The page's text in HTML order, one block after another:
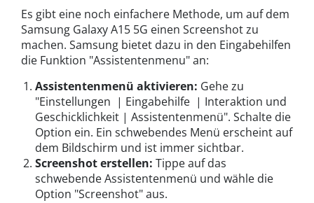
Es gibt eine noch einfachere Methode, um auf dem
Samsung Galaxy A15 5G einen Screenshot zu
machen. Samsung bietet dazu in den Eingabehilfen
die Funktion "Assistentenmenu" an:
Assistentenmenü aktivieren: Gehe zu
"Einstellungen | Eingabehilfe | Interaktion und
Geschicklichkeit | Assistentenmenü". Schalte die
Option ein. Ein schwebendes Menü erscheint auf
dem Bildschirm und ist immer sichtbar.
Screenshot erstellen: Tippe auf das
schwebende Assistentenmenü und wähle die
Option "Screenshot" aus.